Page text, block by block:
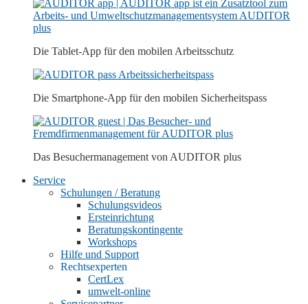
Die Tablet-App für den mobilen Arbeitsschutz
Die Smartphone-App für den mobilen Sicherheitspass
Das Besuchermanagement von AUDITOR plus
Service
Schulungen / Beratung
Schulungsvideos
Ersteinrichtung
Beratungskontingente
Workshops
Hilfe und Support
Rechtsexperten
CertLex
umwelt-online